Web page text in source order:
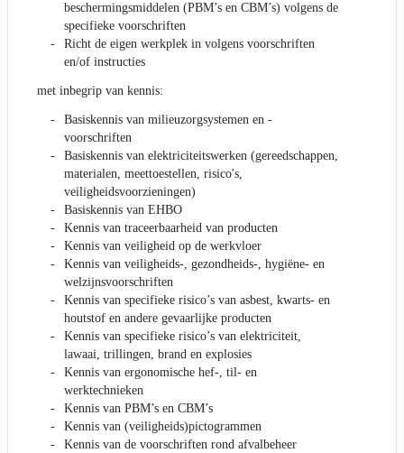
beschermingsmiddelen (PBM’s en CBM’s) volgens de
specifieke voorschriften
Richt de eigen werkplek in volgens voorschriften
en/of instructies
met inbegrip van kennis:
Basiskennis van milieuzorgsystemen en -
voorschriften
Basiskennis van elektriciteitswerken (gereedschappen,
materialen, meettoestellen, risico's,
veiligheidsvoorzieningen)
Basiskennis van EHBO
Kennis van traceerbaarheid van producten
Kennis van veiligheid op de werkvloer
Kennis van veiligheids-, gezondheids-, hygiëne- en
welzijnsvoorschriften
Kennis van specifieke risico’s van asbest, kwarts- en
houtstof en andere gevaarlijke producten
Kennis van specifieke risico’s van elektriciteit,
lawaai, trillingen, brand en explosies
Kennis van ergonomische hef-, til- en
werktechnieken
Kennis van PBM’s en CBM’s
Kennis van (veiligheids)pictogrammen
Kennis van de voorschriften rond afvalbeheer